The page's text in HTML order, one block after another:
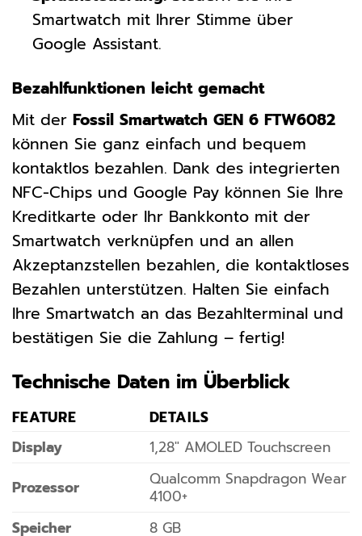
Smartwatch mit Ihrer Stimme über
Google Assistant.
Bezahlfunktionen leicht gemacht
Mit der Fossil Smartwatch GEN 6 FTW6082
können Sie ganz einfach und bequem
kontaktlos bezahlen. Dank des integrierten
NFC-Chips und Google Pay können Sie Ihre
Kreditkarte oder Ihr Bankkonto mit der
Smartwatch verknüpfen und an allen
Akzeptanzstellen bezahlen, die kontaktloses
Bezahlen unterstützen. Halten Sie einfach
Ihre Smartwatch an das Bezahlterminal und
bestätigen Sie die Zahlung – fertig!
Technische Daten im Überblick
FEATURE
DETAILS
Display
1,28″ AMOLED Touchscreen
Prozessor
Qualcomm Snapdragon Wear
4100+
Speicher
8 GB